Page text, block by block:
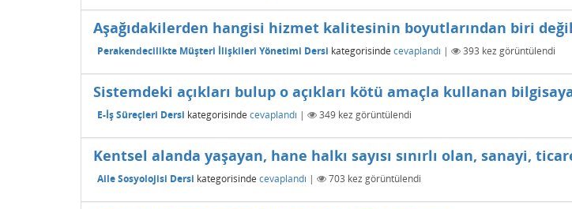
Aşağıdakilerden hangisi hizmet kalitesinin boyutlarından biri
Perakendecilikte Müşteri İlişkileri Yönetimi Dersi kategorisinde cevaplandı | 393 kez görüntülendi
Sistemdeki açıkları bulup o açıkları kötü amaçla kullanan
E-İş Süreçleri Dersi kategorisinde cevaplandı | 349 kez görüntülendi
Kentsel alanda yaşayan, hane halkı sayısı sınırlı olan, sanayi,
Aile Sosyolojisi Dersi kategorisinde cevaplandı | 703 kez görüntülendi